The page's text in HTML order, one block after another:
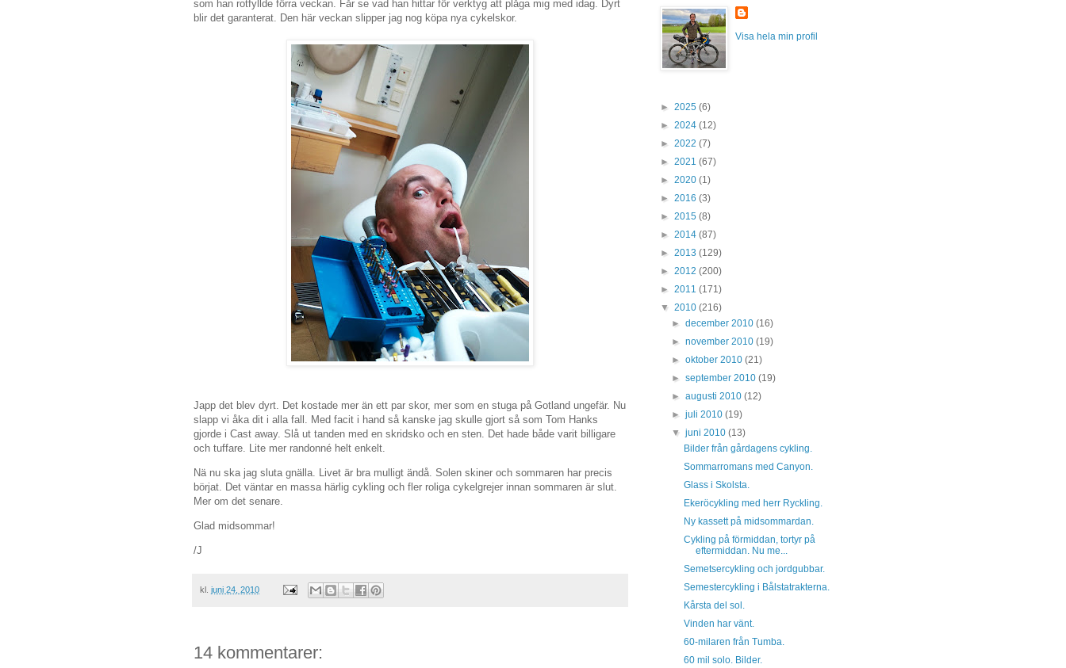
som han rotfyllde förra veckan. Får se vad han hittar för verktyg att plåga mig med idag. Dyrt
blir det garanterat. Den här veckan slipper jag nog köpa nya cykelskor.
Japp det blev dyrt. Det kostade mer än ett par skor, mer som en stuga på Gotland ungefär. Nu
slapp vi åka dit i alla fall. Med facit i hand så kanske jag skulle gjort så som Tom Hanks
gjorde i Cast away. Slå ut tanden med en skridsko och en sten. Det hade både varit billigare
och tuffare. Lite mer randonné helt enkelt.
Nä nu ska jag sluta gnälla. Livet är bra mulligt ändå. Solen skiner och sommaren har precis
börjat. Det väntar en massa härlig cykling och fler roliga cykelgrejer innan sommaren är slut.
Mer om det senare.
Glad midsommar!
/J
kl. juni 24, 2010
14 kommentarer:
Visa hela min profil
► 2025 (6)
► 2024 (12)
► 2022 (7)
► 2021 (67)
► 2020 (1)
► 2016 (3)
► 2015 (8)
► 2014 (87)
► 2013 (129)
► 2012 (200)
► 2011 (171)
▼ 2010 (216)
►december 2010(16)
►november 2010(19)
►oktober 2010(21)
►september 2010(19)
►augusti 2010(12)
►juli 2010(19)
▼juni 2010(13)
Bilder från gårdagens cykling.
Sommarromans med Canyon.
Glass i Skolsta.
Ekeröcykling med herr Ryckling.
Ny kassett på midsommardan.
Cykling på förmiddan, tortyr på
eftermiddan. Nu me...
Semetsercykling och jordgubbar.
Semestercykling i Bålstatrakterna.
Kårsta del sol.
Vinden har vänt.
60-milaren från Tumba.
60 mil solo. Bilder.